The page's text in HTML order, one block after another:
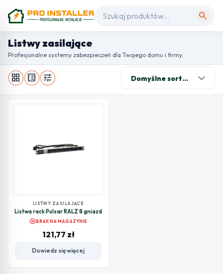
search
Listwy zasilające
Profesjonalne systemy zabezpieczeń dla Twojego domu i firmy.
grid_view list_alt tune
LISTWY ZASILAJĄCE
Listwa rack Pulsar RALZ 8 gniazd
cancelBRAK NA MAGAZYNIE
121,77 zł
Dowiedz się więcej